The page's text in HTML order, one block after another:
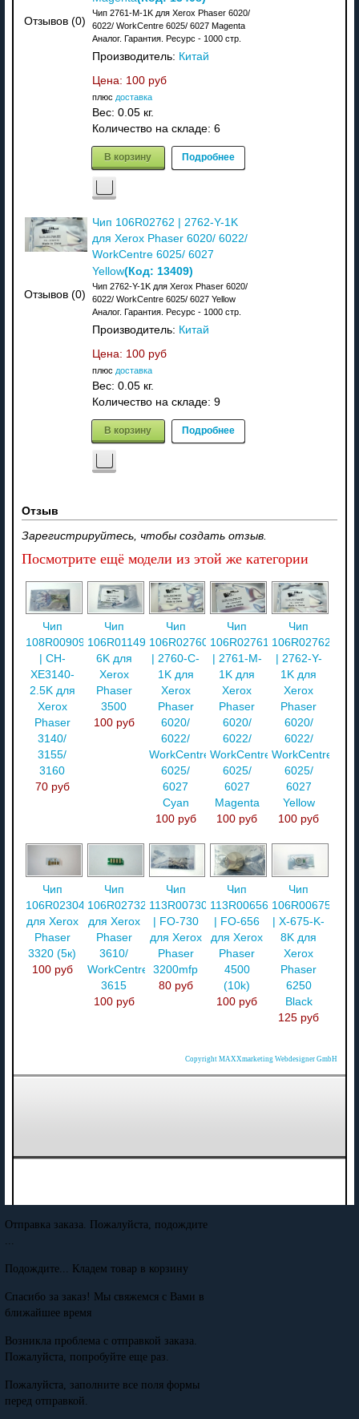
Отзывов (0)
Чип 2761-M-1K для Xerox Phaser 6020/
6022/ WorkCentre 6025/ 6027 Magenta
Аналог. Гарантия. Ресурс - 1000 стр.
Производитель: Китай
Цена: 100 руб
плюс доставка
Вес: 0.05 кг.
Количество на складе: 6
В корзину Подробнее
Отзывов (0)
Чип 106R02762 | 2762-Y-1K
для Xerox Phaser 6020/ 6022/
WorkCentre 6025/ 6027
Yellow(Код: 13409)
Чип 2762-Y-1K для Xerox Phaser 6020/
6022/ WorkCentre 6025/ 6027 Yellow
Аналог. Гарантия. Ресурс - 1000 стр.
Производитель: Китай
Цена: 100 руб
плюс доставка
Вес: 0.05 кг.
Количество на складе: 9
В корзину Подробнее
Отзыв
Зарегистрируйтесь, чтобы создать отзыв.
Посмотрите ещё модели из этой же категории
Чип
108R00909
| CH-
XE3140-
2.5K для
Xerox
Phaser
3140/
3155/
3160
70 руб
Чип
106R01149-
6K для
Xerox
Phaser
3500
100 руб
Чип
106R02760
| 2760-C-
1K для
Xerox
Phaser
6020/
6022/
WorkCentre
6025/
6027
Cyan
100 руб
Чип
106R02761
| 2761-M-
1K для
Xerox
Phaser
6020/
6022/
WorkCentre
6025/
6027
Magenta
100 руб
Чип
106R02762
| 2762-Y-
1K для
Xerox
Phaser
6020/
6022/
WorkCentre
6025/
6027
Yellow
100 руб
Чип
106R02304
для Xerox
Phaser
3320 (5к)
100 руб
Чип
106R02732
для Xerox
Phaser
3610/
WorkCentre
3615
100 руб
Чип
113R00730
| FO-730
для Xerox
Phaser
3200mfp
80 руб
Чип
113R00656
| FO-656
для Xerox
Phaser
4500
(10k)
100 руб
Чип
106R00675
| X-675-K-
8K для
Xerox
Phaser
6250
Black
125 руб
Copyright MAXXmarketing Webdesigner GmbH
Отправка заказа. Пожалуйста, подождите
...
Подождите... Кладем товар в корзину
Спасибо за заказ! Мы свяжемся с Вами в
ближайшее время
Возникла проблема с отправкой заказа.
Пожалуйста, попробуйте еще раз.
Пожалуйста, заполните все поля формы
перед отправкой.